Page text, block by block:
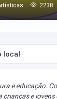
2238
local
e educação.
e jovens